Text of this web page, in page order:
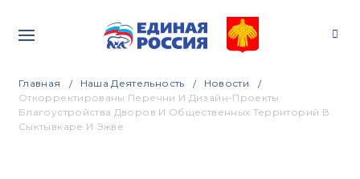
Главная Наша Деятельность
Новости
Откорректированы Перечни И Дизайн-Проекты
Благоустройства Дворов И Общественных Территорий В
Сыктывкаре И Эжве